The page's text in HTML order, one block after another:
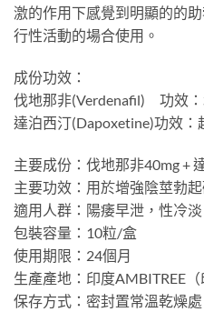
激的作用下感覺到明顯的的
行性活動的場合使用。
成份功效：
伐地那非(Verdenafil) 功效
達泊西汀(Dapoxetine)功效：
主要成份：伐地那非40mg +
主要功效：用於增強陰莖勃
適用人群：陽痿早泄，性冷
包裝容量：10粒/盒
使用期限：24個月
生產產地：印度AMBITREE（
保存方式：密封置常溫乾燥處